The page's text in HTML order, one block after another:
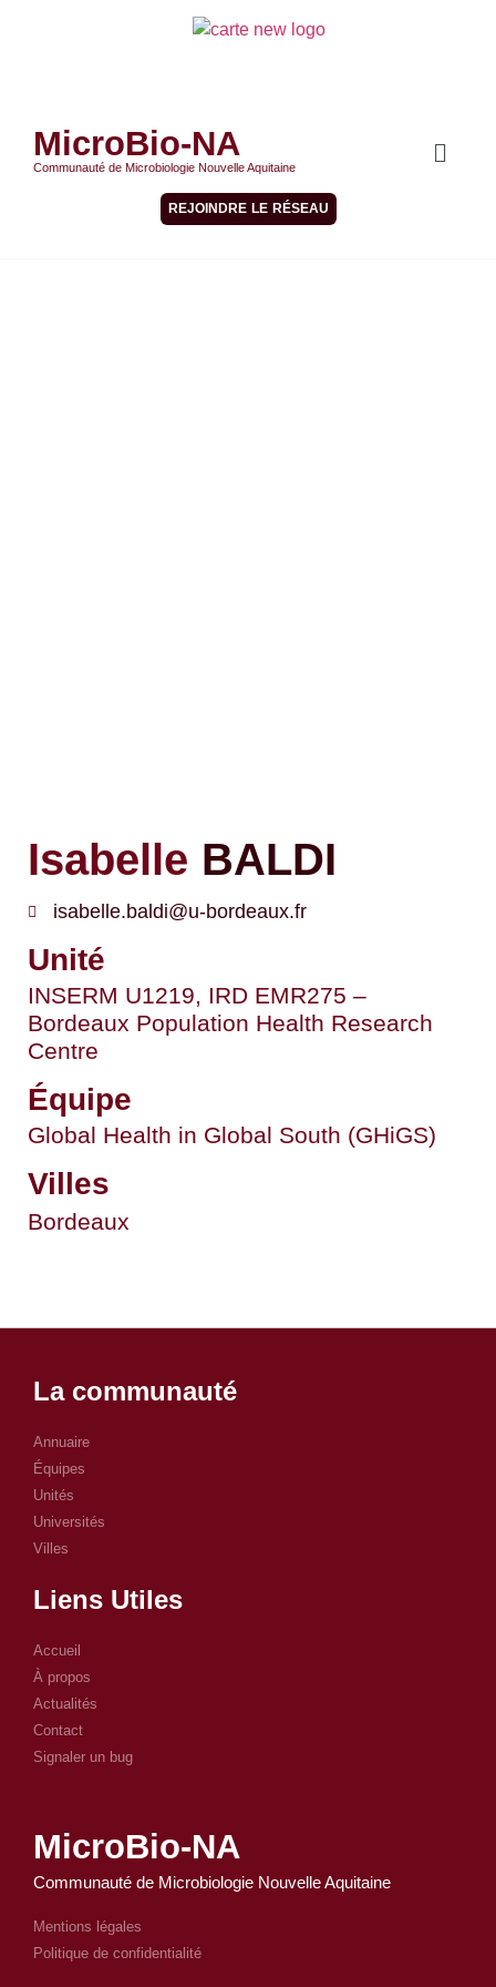
MicroBio-NA
Communauté de Microbiologie Nouvelle Aquitaine
REJOINDRE LE RÉSEAU
Isabelle BALDI
isabelle.baldi@u-bordeaux.fr
Unité
INSERM U1219, IRD EMR275 –
Bordeaux Population Health Research
Centre
Équipe
Global Health in Global South (GHiGS)
Villes
Bordeaux
La communauté
Annuaire
Équipes
Unités
Universités
Villes
Liens Utiles
Accueil
À propos
Actualités
Contact
Signaler un bug
MicroBio-NA
Communauté de Microbiologie Nouvelle Aquitaine
Mentions légales
Politique de confidentialité